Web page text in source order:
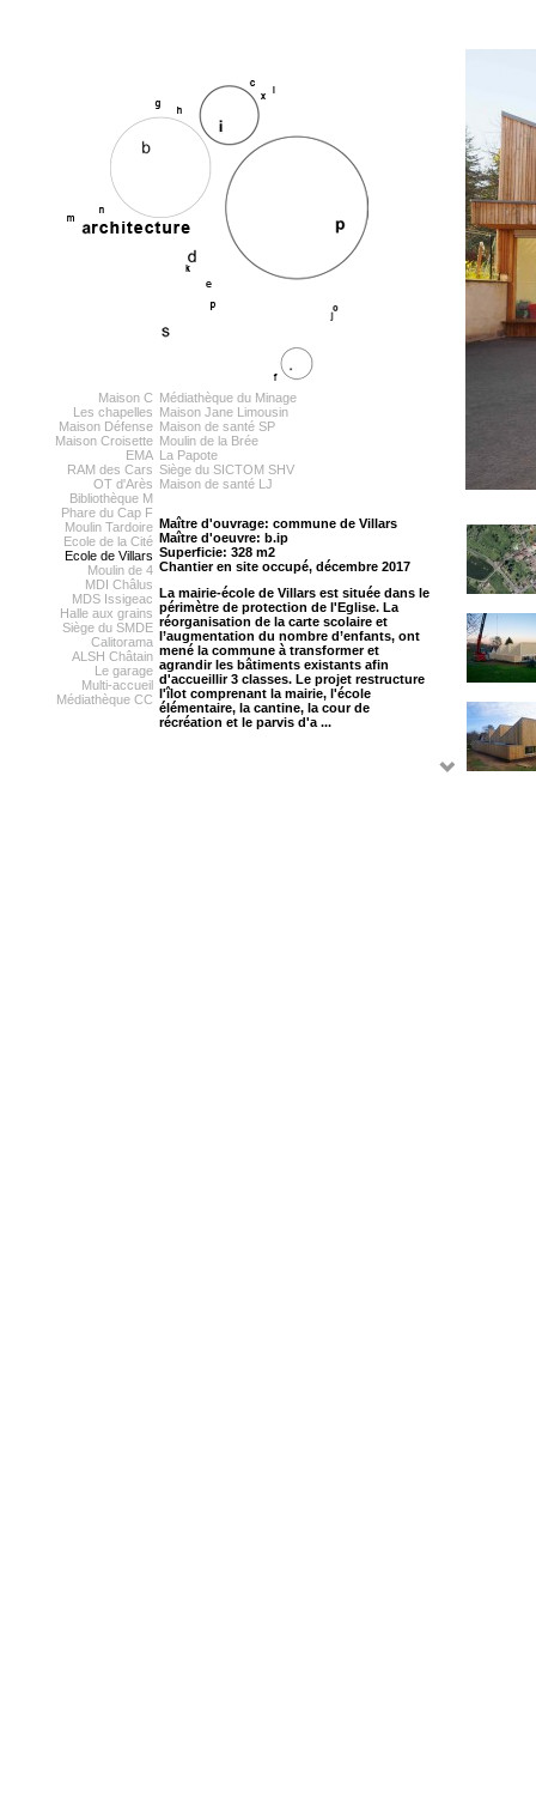
Maison C
Les chapelles
Maison Défense
Maison Croisette
EMA
RAM des Cars
OT d'Arès
Bibliothèque M
Phare du Cap F
Moulin Tardoire
Ecole de la Cité
Ecole de Villars
Moulin de 4
MDI Châlus
MDS Issigeac
Halle aux grains
Siège du SMDE
Calitorama
ALSH Châtain
Le garage
Multi-accueil
Médiathèque CC
Médiathèque du Minage
Maison Jane Limousin
Maison de santé SP
Moulin de la Brée
La Papote
Siège du SICTOM SHV
Maison de santé LJ
Maître d'ouvrage: commune de Villars
Maître d'oeuvre: b.ip
Superficie: 328 m2
Chantier en site occupé, décembre 2017
La mairie-école de Villars est située dans le
périmètre de protection de l'Eglise. La
réorganisation de la carte scolaire et
l’augmentation du nombre d’enfants, ont
mené la commune à transformer et
agrandir les bâtiments existants afin
d'accueillir 3 classes. Le projet restructure
l'îlot comprenant la mairie, l'école
élémentaire, la cantine, la cour de
récréation et le parvis d'a ...